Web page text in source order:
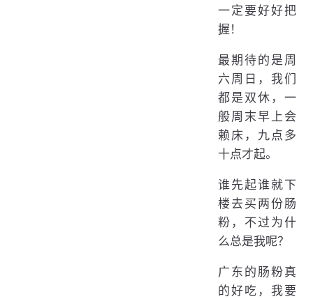
一定要好好把
握！
最期待的是周
六周日，我们
都是双休，一
般周末早上会
赖床，九点多
十点才起。
谁先起谁就下
楼去买两份肠
粉，不过为什
么总是我呢？
广东的肠粉真
的好吃，我要